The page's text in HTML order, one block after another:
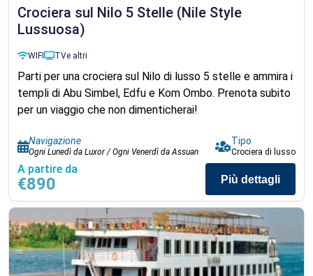
Crociera sul Nilo 5 Stelle (Nile Style
Lussuosa)
WIFI TVe altri
Parti per una crociera sul Nilo di lusso 5 stelle e ammira i
templi di Abu Simbel, Edfu e Kom Ombo. Prenota subito
per un viaggio che non dimenticherai!
Navigazione
Ogni Lunedì da Luxor / Ogni Venerdì da Assuan
Tipo
Crociera di lusso
A partire da
€890 Più dettagli